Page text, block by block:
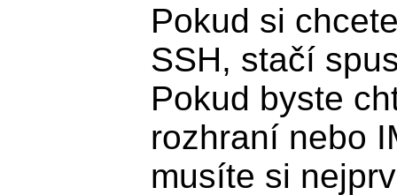
Pokud si
SSH, stačí
Pokud byste
rozhraní nebo
musíte si